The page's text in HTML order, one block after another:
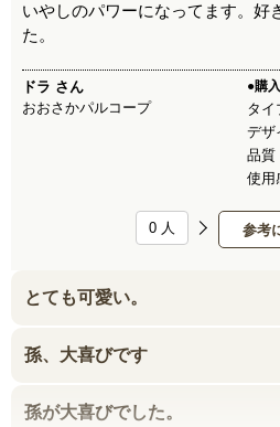
いやしのパワーになってます。好
た。
ドラ さん
おおさかパルコープ
●購
タイ
デザ
品質
使用
参考
0 人
とても可愛い。
孫、大喜びです
孫が大喜びでした。